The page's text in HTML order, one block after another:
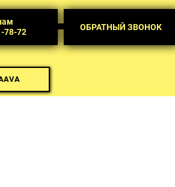
78-72
ОБРАТНЫЙ ЗВОНОК